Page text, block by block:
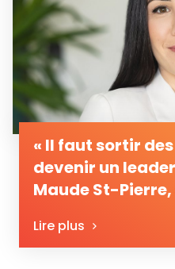
« Il faut sortir
devenir un
Maude St-
Lire plus